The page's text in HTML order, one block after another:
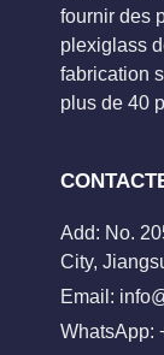
fournir des
plexiglass
fabrication
plus de 40
Add: No.
City,
Email:
WhatsApp: